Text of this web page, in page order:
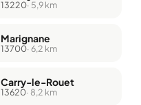
13220· 5,9 km
Marignane
13700· 6,2 km
Carry-le-Rouet
13620· 8,2 km